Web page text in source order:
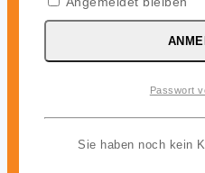
12 Monate)
inkl. 19 %
Passwort
Sie haben noch kein